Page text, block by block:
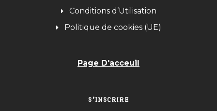
Conditions d’Utilisation
Politique de cookies (UE)
Page D'acceuil
S’INSCRIRE